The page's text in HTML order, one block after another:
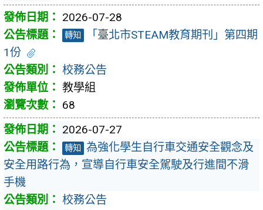
2026-07-28
轉知
「臺北市STEAM教育期刊」第四期
1份
校務公告
教學組
68
2026-07-27
轉知
為強化學生自行車交通安全觀念及
安全用路行為，宣導自行車安全駕駛及行進間不滑
手機
校務公告